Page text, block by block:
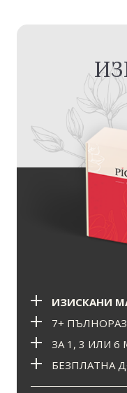
ИЗИСКАНИ
7+
ЗА 1, 3 ИЛИ 6
БЕЗПЛАТНА